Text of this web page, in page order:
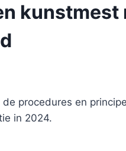
kunstmest
procedures en
in 2024.